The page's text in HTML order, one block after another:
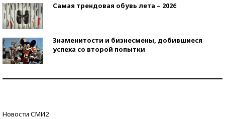
Самая трендовая обувь лета – 2026
Знаменитости и бизнесмены, добившиеся
успеха со второй попытки
Новости СМИ2